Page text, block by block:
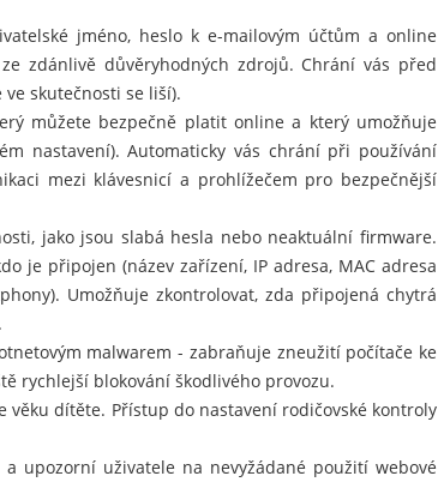
jméno, heslo k e-mailovým účtům a online
zdánlivě důvěryhodných zdrojů. Chrání vás před
skutečnosti se liší).
můžete bezpečně platit online a který umožňuje
nastavení). Automaticky vás chrání při používání
mezi klávesnicí a prohlížečem pro bezpečnější
jako jsou slabá hesla nebo neaktuální firmware.
je připojen (název zařízení, IP adresa, MAC adresa
Umožňuje zkontrolovat, zda připojená chytrá
malwarem - zabraňuje zneužití počítače ke
rychlejší blokování škodlivého provozu.
dítěte. Přístup do nastavení rodičovské kontroly
upozorní uživatele na nevyžádané použití webové